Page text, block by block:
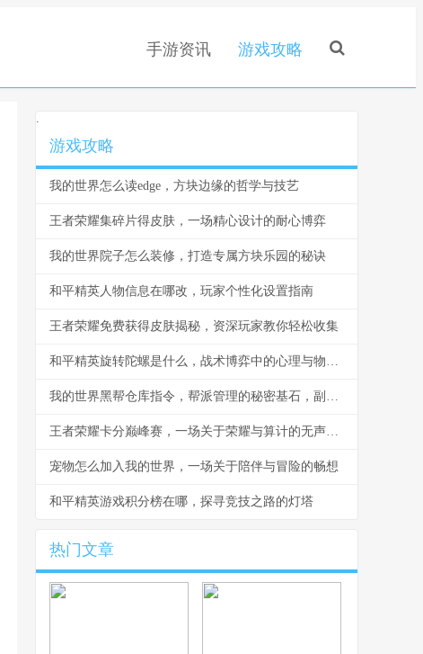
手游资讯 游戏攻略
.
游戏攻略
我的世界怎么读edge，方块边缘的哲学与技艺
王者荣耀集碎片得皮肤，一场精心设计的耐心博弈
我的世界院子怎么装修，打造专属方块乐园的秘诀
和平精英人物信息在哪改，玩家个性化设置指南
王者荣耀免费获得皮肤揭秘，资深玩家教你轻松收集
和平精英旋转陀螺是什么，战术博弈中的心理与物理轴心
我的世界黑帮仓库指令，帮派管理的秘密基石，副标题，指令构筑的地下秩序与财富堡垒
王者荣耀卡分巅峰赛，一场关于荣耀与算计的无声战争
宠物怎么加入我的世界，一场关于陪伴与冒险的畅想
和平精英游戏积分榜在哪，探寻竞技之路的灯塔
热门文章